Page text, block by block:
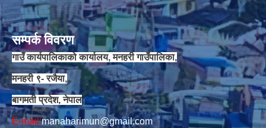
सम्पर्क विवरण
गाउँ कार्यपालिकाको कार्यालय, मनहरी गाउँपालिका,
मनहरी ९- रजैया,
बागमती प्रदेश, नेपाल
E-mail:manaharimun@gmail.com